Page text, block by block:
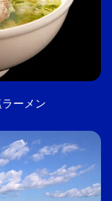
ーメン